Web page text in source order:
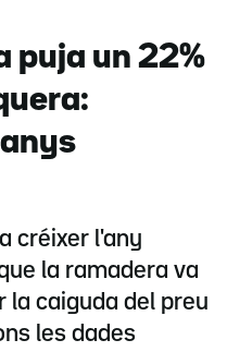
puja un 22%
créixer l'any
la ramadera va
la caiguda del preu
les dades